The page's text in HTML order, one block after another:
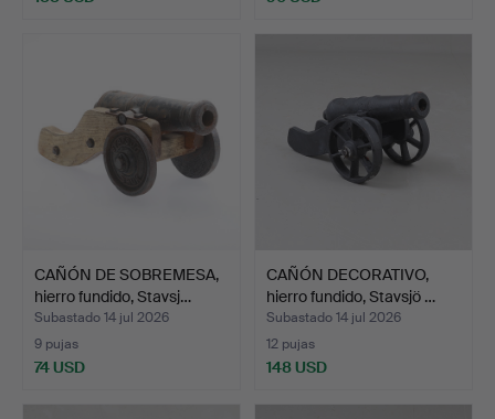
CAÑÓN DE SOBREMESA,
hierro fundido, Stavsj…
Subastado 14 jul 2026
9 pujas
74 USD
CAÑÓN DECORATIVO,
hierro fundido, Stavsjö …
Subastado 14 jul 2026
12 pujas
148 USD